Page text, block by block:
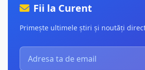
Fii la Curent
Primește ultimele știri și noutăți